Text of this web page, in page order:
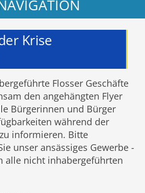
Krise
Flosser Geschäfte
den angehängten Flyer
Bürgerinnen und Bürger
während der
informieren. Bitte
unser ansässiges Gewerbe -
alle nicht inhabergeführten